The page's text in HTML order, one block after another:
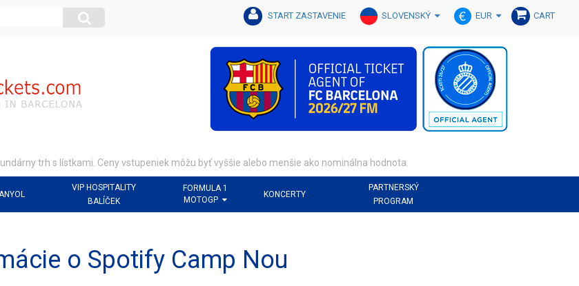
CART
EUR
SLOVENSKÝ
START ZASTAVENIE
trh s lístkami. Ceny vstupeniek môžu byť vyššie alebo menšie ako nominálna hodnota.
VIP HOSPITALITY
BALÍČEK
FORMULA 1
MOTOGP
KONCERTY
PARTNERSKÝ
PROGRAM
o Spotify Camp Nou